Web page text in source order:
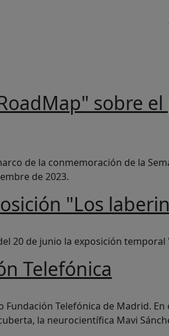
sobre
de la conmemoración de la
de 2023.
"Los
20 de junio la exposición
Telefónica
Telefónica de Madrid.
la neurocientífica Mavi